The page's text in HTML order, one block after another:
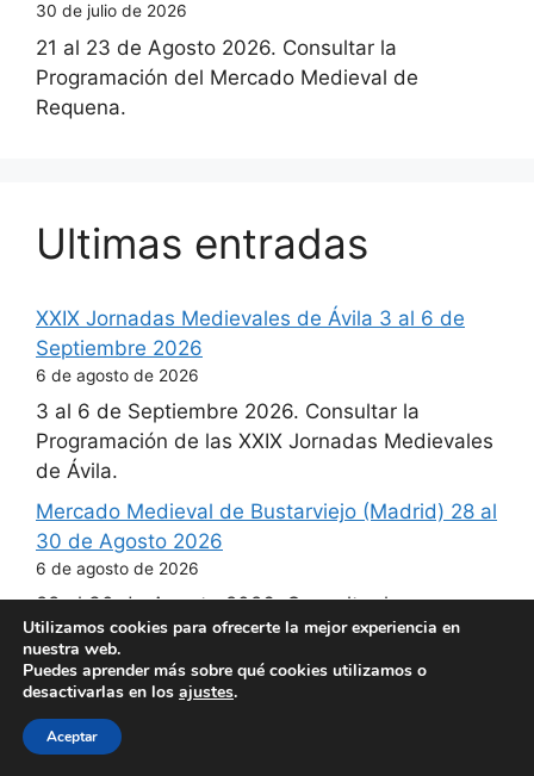
30 de julio de 2026
21 al 23 de Agosto 2026. Consultar la
Programación del Mercado Medieval de
Requena.
Ultimas entradas
XXIX Jornadas Medievales de Ávila 3 al 6 de
Septiembre 2026
6 de agosto de 2026
3 al 6 de Septiembre 2026. Consultar la
Programación de las XXIX Jornadas Medievales
de Ávila.
Mercado Medieval de Bustarviejo (Madrid) 28 al
30 de Agosto 2026
6 de agosto de 2026
28 al 30 de Agosto 2026. Consultar la
Programación del Mercado Medieval de
Bustarviejo.
Mercado Marinero de Colindres (Cantabria) 7 al
9 de Agosto 2026
6 de agosto de 2026
Utilizamos cookies para ofrecerte la mejor experiencia en
nuestra web.
Puedes aprender más sobre qué cookies utilizamos o
desactivarlas en los ajustes.
Aceptar